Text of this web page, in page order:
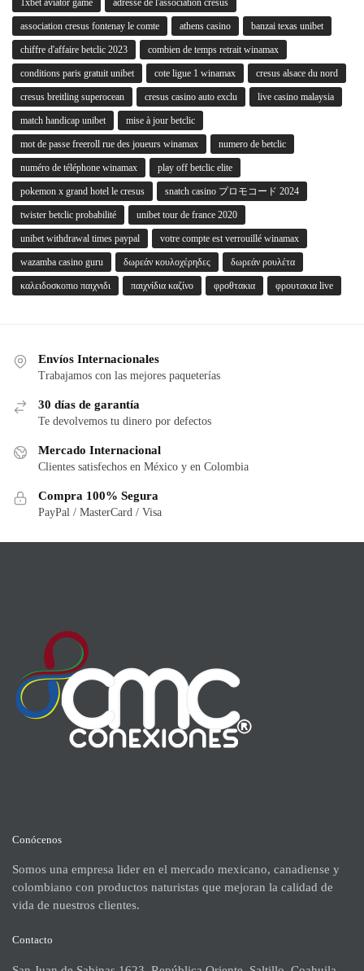
1xbet aviator game adresse de l'association cresus
association cresus fontenay le comte athens casino banzai texas unibet
chiffre d'affaire betclic 2023 combien de temps retrait winamax
conditions paris gratuit unibet cote ligue 1 winamax cresus alsace du nord
cresus breitling superocean cresus casino auto exclu live casino malaysia
match handicap unibet mise à jour betclic
mot de passe freeroll rue des joueurs winamax numero de betclic
numéro de téléphone winamax play off betclic elite
pokemon x grand hotel le cresus snatch casino プロモコード 2024
twister betclic probabilité unibet tour de france 2020
unibet withdrawal times paypal votre compte est verrouillé winamax
wazamba casino guru δωρεάν κουλοχέρηδες δωρεάν ρουλέτα
καλειδοσκοπιο παιχνιδι παιχνίδια καζίνο φροθτακια φρουτακια live
Envíos Internacionales
Trabajamos con las mejores paqueterías
30 días de garantía
Te devolvemos tu dinero por defectos
Mercado Internacional
Clientes satisfechos en México y en Colombia
Compra 100% Segura
PayPal / MasterCard / Visa
Conócenos
Somos una empresa lider en el mercado mexicano, canadiense y
colombiano con productos naturistas que mejoran la calidad de
vida de nuestros clientes.
Contacto